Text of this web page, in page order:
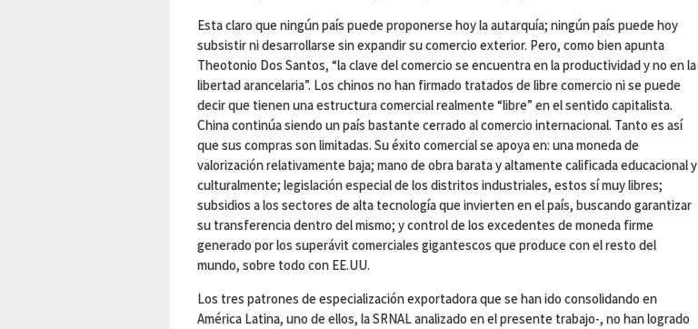
Esta claro que ningún país puede proponerse hoy la autarquía; ningún país puede hoy
subsistir ni desarrollarse sin expandir su comercio exterior. Pero, como bien apunta
Theotonio Dos Santos, “la clave del comercio se encuentra en la productividad y no en la
libertad arancelaria”. Los chinos no han firmado tratados de libre comercio ni se puede
decir que tienen una estructura comercial realmente “libre” en el sentido capitalista.
China continúa siendo un país bastante cerrado al comercio internacional. Tanto es así
que sus compras son limitadas. Su éxito comercial se apoya en: una moneda de
valorización relativamente baja; mano de obra barata y altamente calificada educacional y
culturalmente; legislación especial de los distritos industriales, estos sí muy libres;
subsidios a los sectores de alta tecnología que invierten en el país, buscando garantizar
su transferencia dentro del mismo; y control de los excedentes de moneda firme
generado por los superávit comerciales gigantescos que produce con el resto del
mundo, sobre todo con EE.UU.
Los tres patrones de especialización exportadora que se han ido consolidando en
América Latina, uno de ellos, la SRNAL analizado en el presente trabajo-, no han logrado